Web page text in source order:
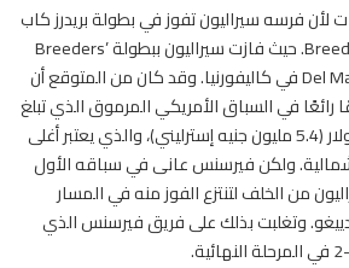
لأن فرسه سيراليون تفوز في بطولة بريدرز كاب
كلاسيك Breeders’ Cup Classic. حيث فازت سيراليون ببطولة Breeders’
Cup Classic في مضمار Del Mar في كاليفورنيا. وقد كان من المتوقع أن
رائعًا في السباق الأمريكي المرموق الذي تبلغ
جوائزه المالية 7 ملايين دولار (5.4 مليون جنيه إسترليني)، والذي يعتبر أغلى
ولكن فيرسنس عانى في سباقه الأول
من الخلف لتنتزع الفوز منه في المسار
وتغلبت بذلك على فريق فيرسنس الذي